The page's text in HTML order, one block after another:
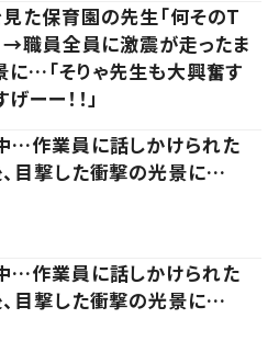
た保育園の先生「何そのT
→職員全員に激震が走ったま
に…「そりゃ先生も大興奮す
ーー！！」
…作業員に話しかけられた
、目撃した衝撃の光景に…
…作業員に話しかけられた
、目撃した衝撃の光景に…